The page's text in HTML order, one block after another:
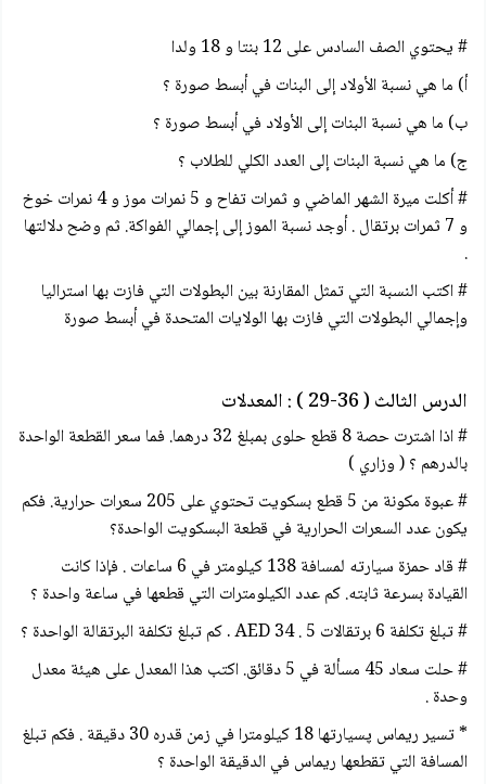
# يحتوي الصف السادس على 12 بنتا و 18 ولدا
أ) ما هي نسبة الأولاد إلى البنات في أبسط صورة ؟
ب) ما هي نسبة البنات إلى الأولاد في أبسط صورة ؟
ج) ما هي نسبة البنات إلى العدد الكلي للطلاب ؟
# أكلت ميرة الشهر الماضي و ثمرات تفاح و 5 نمرات موز و 4 نمرات خوخ
و 7 ثمرات برتقال . أوجد نسبة الموز إلى إجمالي الفواكة. ثم وضح دلالتها
.
# اكتب النسبة التي تمثل المقارنة بين البطولات التي فازت بها استراليا
وإجمالي البطولات التي فازت بها الولايات المتحدة في أبسط صورة
الدرس الثالث ( 36-29 ) : المعدلات
# اذا اشترت حصة 8 قطع حلوى بمبلغ 32 درهما. فما سعر القطعة الواحدة
بالدرهم ؟ ( وزاري )
# عبوة مكونة من 5 قطع بسكويت تحتوي على 205 سعرات حرارية. فكم
يكون عدد السعرات الحرارية في قطعة البسكويت الواحدة؟
# قاد حمزة سيارته لمسافة 138 كيلومتر في 6 ساعات . فإذا كانت
القيادة بسرعة ثابته. كم عدد الكيلومترات التي قطعها في ساعة واحدة ؟
# تبلغ تكلفة 6 برتقالات 5 . 34 AED . كم تبلغ تكلفة البرتقالة الواحدة ؟
# حلت سعاد 45 مسألة في 5 دقائق. اكتب هذا المعدل على هيئة معدل
وحدة .
* تسير ريماس پسيارتها 18 كيلومترا في زمن قدره 30 دقيقة . فكم تبلغ
المسافة التي تقطعها ريماس في الدقيقة الواحدة ؟